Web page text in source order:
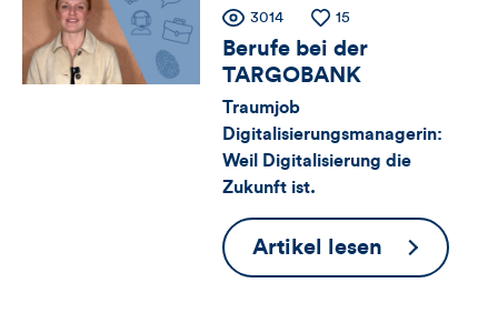
dieses
Artikels
Zähler
für
Views,
Likes
und
Kommentare
Anzahl
der
Views
3014
Anzahl
der
Likes
15
Berufe bei der
TARGOBANK
Traumjob
Digitalisierungsmanagerin:
Weil Digitalisierung die
Zukunft ist.
Artikel lesen Berufe
bei